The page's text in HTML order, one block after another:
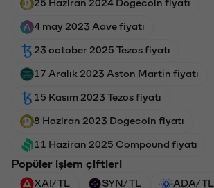
4 may 2023 Aave fiyatı
23 october 2025 Tezos fiyatı
17 Aralık 2023 Aston Martin fiyatı
15 Kasım 2023 Tezos fiyatı
8 Haziran 2023 Dogecoin fiyatı
11 Haziran 2025 Compound fiyatı
Popüler işlem çiftleri
XAI/TL SYN/TL ADA/TL